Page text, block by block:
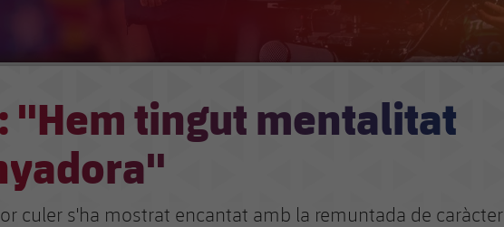
"Hem tingut mentalitat
culer s'ha mostrat encantat amb la remuntada de caràcter